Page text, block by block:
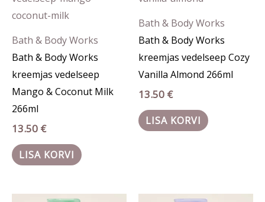
Bath & Body Works
Bath & Body Works
kreemjas vedelseep
Mango & Coconut Milk
266ml
13.50 €
LISA KORVI
Bath & Body Works
Bath & Body Works
kreemjas vedelseep Cozy
Vanilla Almond 266ml
13.50 €
LISA KORVI